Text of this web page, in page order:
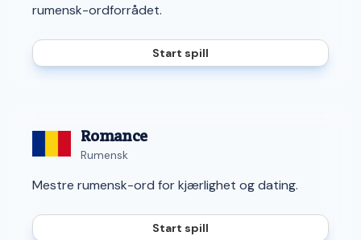
rumensk-ordforrådet.
Start spill
Romance
Rumensk
Mestre rumensk-ord for kjærlighet og dating.
Start spill